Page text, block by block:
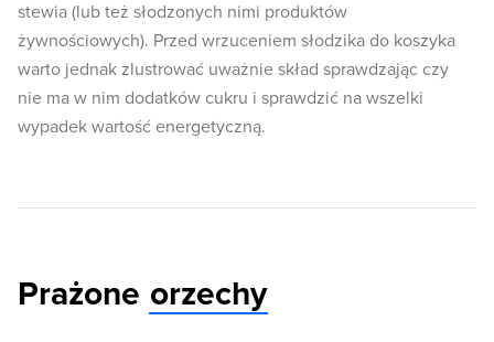
stewia (lub też słodzonych nimi produktów
żywnościowych). Przed wrzuceniem słodzika do koszyka
warto jednak zlustrować uważnie skład sprawdzając czy
nie ma w nim dodatków cukru i sprawdzić na wszelki
wypadek wartość energetyczną.
Prażone orzechy